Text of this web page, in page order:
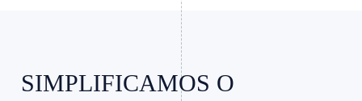
SIMPLIFICAMOS O